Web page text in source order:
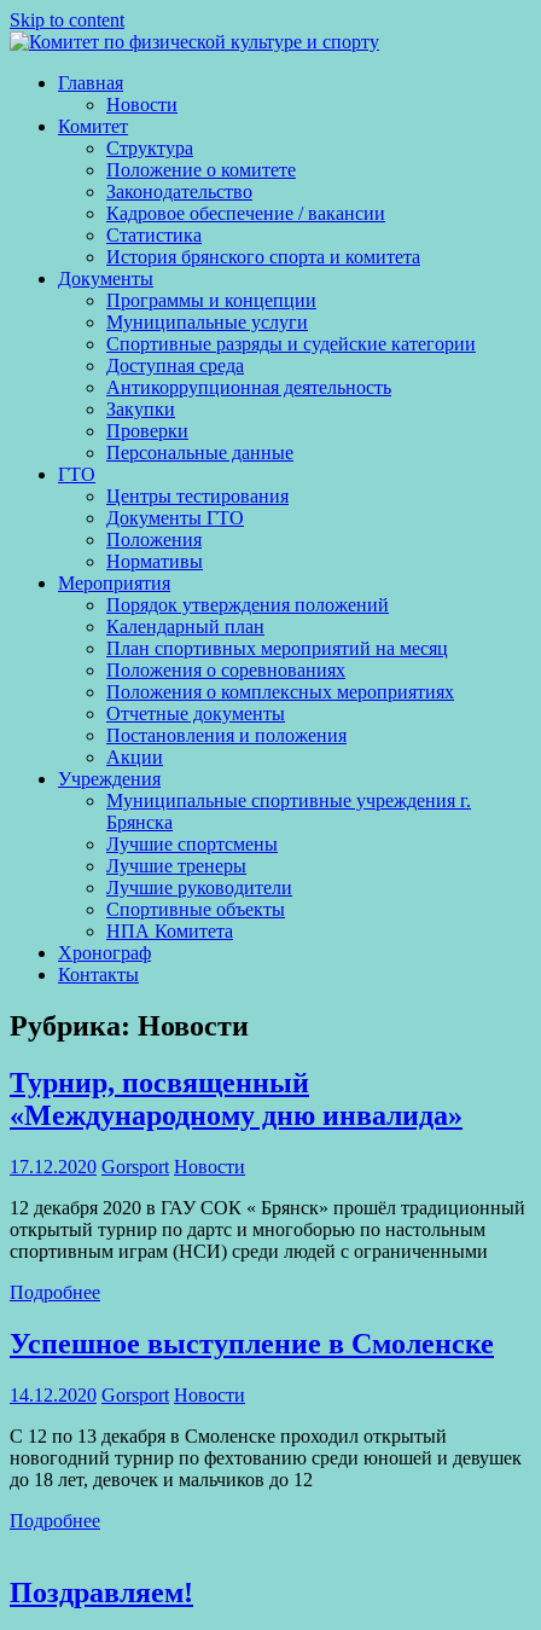
Skip to content
Главная
Новости
Комитет
Структура
Положение о комитете
Законодательство
Кадровое обеспечение / вакансии
Статистика
История брянского спорта и комитета
Документы
Программы и концепции
Муниципальные услуги
Спортивные разряды и судейские категории
Доступная среда
Антикоррупционная деятельность
Закупки
Проверки
Персональные данные
ГТО
Центры тестирования
Документы ГТО
Положения
Нормативы
Мероприятия
Порядок утверждения положений
Календарный план
План спортивных мероприятий на месяц
Положения о соревнованиях
Положения о комплексных мероприятиях
Отчетные документы
Постановления и положения
Акции
Учреждения
Муниципальные спортивные учреждения г.
Брянска
Лучшие спортсмены
Лучшие тренеры
Лучшие руководители
Спортивные объекты
НПА Комитета
Хронограф
Контакты
Рубрика: Новости
Турнир, посвященный
«Международному дню инвалида»
17.12.2020 Gorsport Новости
12 декабря 2020 в ГАУ СОК « Брянск» прошёл традиционный
открытый турнир по дартс и многоборью по настольным
спортивным играм (НСИ) среди людей с ограниченными
Подробнее
Успешное выступление в Смоленске
14.12.2020 Gorsport Новости
С 12 по 13 декабря в Смоленске проходил открытый
новогодний турнир по фехтованию среди юношей и девушек
до 18 лет, девочек и мальчиков до 12
Подробнее
Поздравляем!